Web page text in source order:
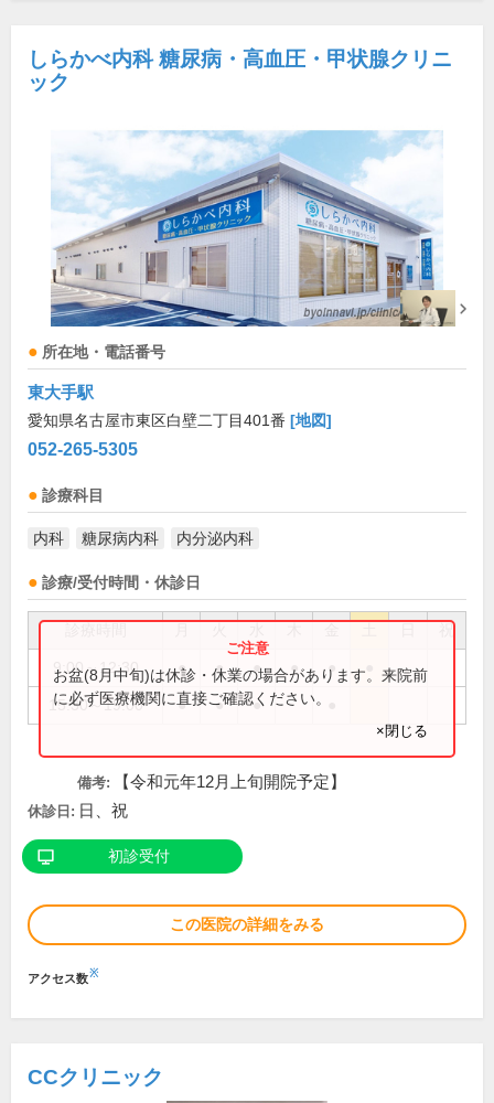
しらかべ内科 糖尿病・高血圧・甲状腺クリニ
ック
所在地・電話番号
東大手駅
愛知県名古屋市東区白壁二丁目401番 [地図]
052-265-5305
診療科目
内科 糖尿病内科 内分泌内科
診療/受付時間・休診日
祝
9:00～12:30 ● ● ● ● ●
15:30～19:00 ● ● ●
お盆(8月中旬)は休診・休業の場合があります。来院前
に必ず医療機関に直接ご確認ください。
×閉じる
備考: 【令和元年12月上旬開院予定】
休診日: 日、祝
初診受付
この医院の詳細をみる
アクセス数※
CCクリニック